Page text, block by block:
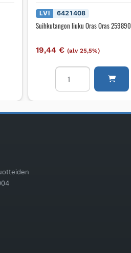
LVI 6421408
Suihkutangon liuku Oras Oras 259890
19,44€ (alv 25,5%)
Suihkutangon
liuku
Oras
259890